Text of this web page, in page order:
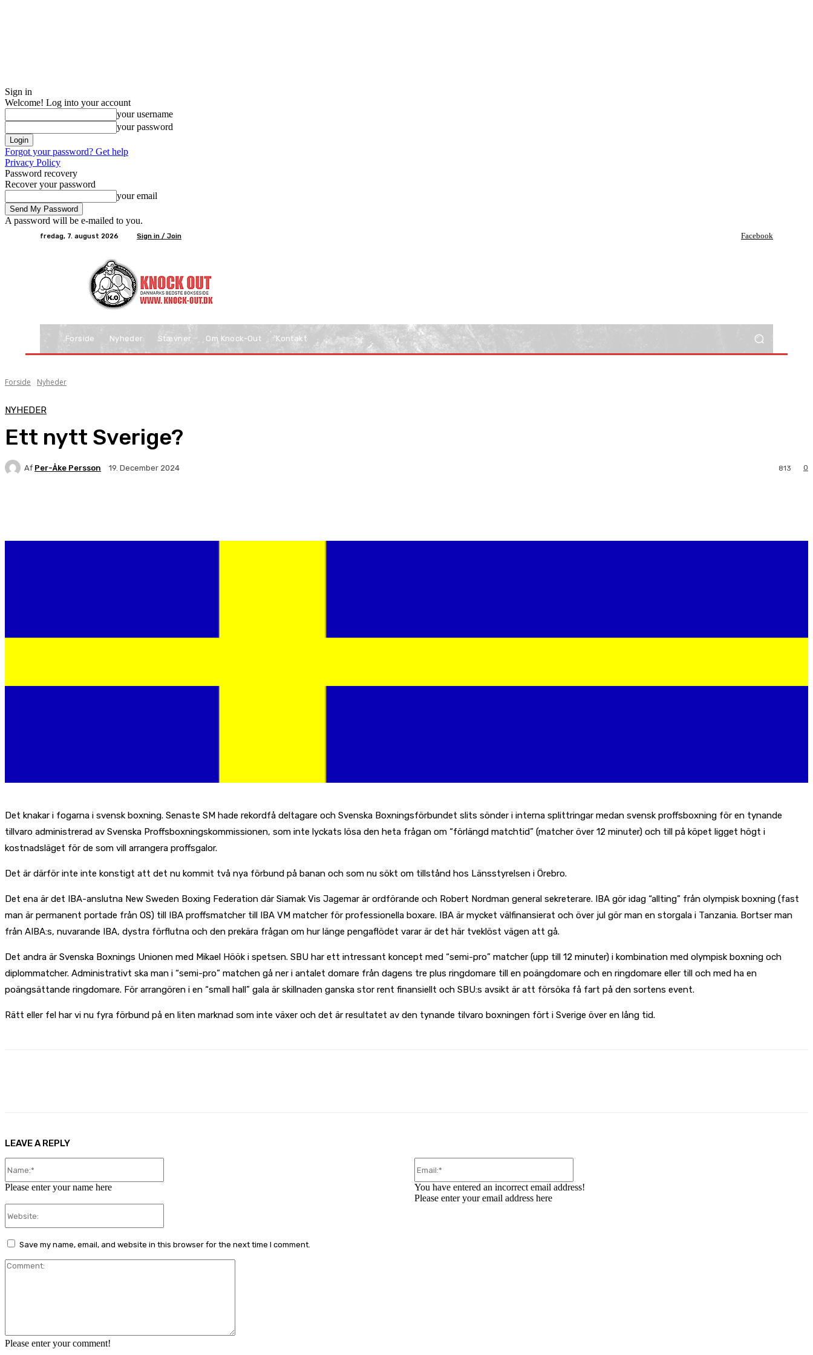
Sign in
Welcome! Log into your account
your username
your password
Forgot your password? Get help
Privacy Policy
Password recovery
Recover your password
your email
A password will be e-mailed to you.
fredag, 7. august 2026 Sign in / Join Facebook
Forside Nyheder Stævner Om Knock-Out Kontakt
Forside Nyheder
NYHEDER
Ett nytt Sverige?
Af Per-Åke Persson 19. December 2024 0
813
Det knakar i fogarna i svensk boxning. Senaste SM hade rekordfå deltagare och Svenska Boxningsförbundet slits sönder i interna splittringar medan svensk proffsboxning för en tynande
tillvaro administrerad av Svenska Proffsboxningskommissionen, som inte lyckats lösa den heta frågan om “förlängd matchtid” (matcher över 12 minuter) och till på köpet ligget högt i
kostnadsläget för de som vill arrangera proffsgalor.
Det är därför inte inte konstigt att det nu kommit två nya förbund på banan och som nu sökt om tillstånd hos Länsstyrelsen i Örebro.
Det ena är det IBA-anslutna New Sweden Boxing Federation där Siamak Vis Jagemar är ordförande och Robert Nordman general sekreterare. IBA gör idag “allting” från olympisk boxning (fast
man är permanent portade från OS) till IBA proffsmatcher till IBA VM matcher för professionella boxare. IBA är mycket välfinansierat och över jul gör man en storgala i Tanzania. Bortser man
från AIBA:s, nuvarande IBA, dystra förflutna och den prekära frågan om hur länge pengaflödet varar är det här tveklöst vägen att gå.
Det andra är Svenska Boxnings Unionen med Mikael Höök i spetsen. SBU har ett intressant koncept med “semi-pro” matcher (upp till 12 minuter) i kombination med olympisk boxning och
diplommatcher. Administrativt ska man i “semi-pro” matchen gå ner i antalet domare från dagens tre plus ringdomare till en poängdomare och en ringdomare eller till och med ha en
poängsättande ringdomare. För arrangören i en “small hall” gala är skillnaden ganska stor rent finansiellt och SBU:s avsikt är att försöka få fart på den sortens event.
Rätt eller fel har vi nu fyra förbund på en liten marknad som inte växer och det är resultatet av den tynande tilvaro boxningen fört i Sverige över en lång tid.
LEAVE A REPLY
Please enter your comment!
Please enter your name here
You have entered an incorrect email address!
Please enter your email address here
Save my name, email, and website in this browser for the next time I comment.